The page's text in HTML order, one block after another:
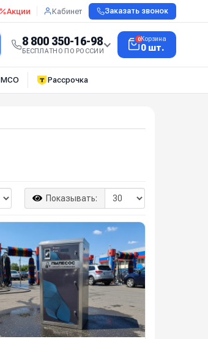
Акции Кабинет Заказать звонок
8 800 350-16-98
БЕСПЛАТНО ПО РОССИИ
0Корзина
0 шт.
МСО Рассрочка
Показывать: